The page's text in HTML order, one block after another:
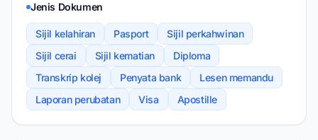
Jenis Dokumen
Sijil kelahiran Pasport
Sijil perkahwinan
Sijil cerai
Sijil kematian
Diploma
Transkrip kolej
Penyata bank
Lesen memandu
Laporan perubatan
Visa Apostille